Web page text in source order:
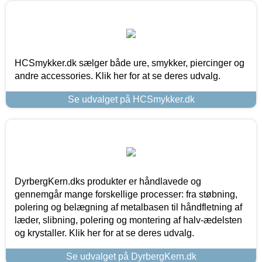
HCSmykker.dk sælger både ure, smykker, piercinger og
andre accessories. Klik her for at se deres udvalg.
Se udvalget på HCSmykker.dk
DyrbergKern.dks produkter er håndlavede og
gennemgår mange forskellige processer: fra støbning,
polering og belægning af metalbasen til håndfletning af
læder, slibning, polering og montering af halv-ædelsten
og krystaller. Klik her for at se deres udvalg.
Se udvalget på DyrbergKern.dk